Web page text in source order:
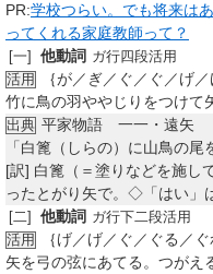
PR:学校つらい。でも将来は
ってくれる家庭教師って？
[一] 他動詞 ガ行四段活用
活用
｛が／ぎ／ぐ／ぐ／げ／
竹に鳥の羽ややじりをつけて
出典 平家物語 一一・遠矢
「白篦（しらの）に山鳥の尾
[訳] 白篦（＝塗りなどを施し
ったとがり矢で。◇「はい」
[二] 他動詞 ガ行下二段活用
活用
｛げ／げ／ぐ／ぐる／ぐ
矢を弓の弦にあてる。つがえ